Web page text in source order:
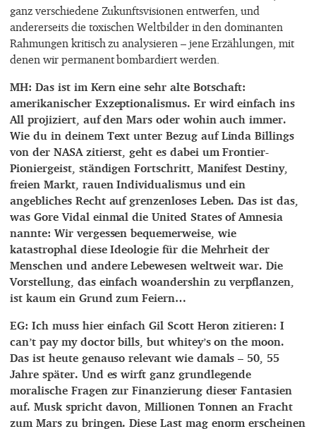
ganz verschiedene Zukunftsvisionen entwerfen, und
andererseits die toxischen Weltbilder in den dominanten
Rahmungen kritisch zu analysieren – jene Erzählungen, mit
denen wir permanent bombardiert werden.
MH: Das ist im Kern eine sehr alte Botschaft:
amerikanischer Exzeptionalismus. Er wird einfach ins
All projiziert, auf den Mars oder wohin auch immer.
Wie du in deinem Text unter Bezug auf Linda Billings
von der NASA zitierst, geht es dabei um Frontier-
Pioniergeist, ständigen Fortschritt, Manifest Destiny,
freien Markt, rauen Individualismus und ein
angebliches Recht auf grenzenloses Leben. Das ist das,
was Gore Vidal einmal die United States of Amnesia
nannte: Wir vergessen bequemerweise, wie
katastrophal diese Ideologie für die Mehrheit der
Menschen und andere Lebewesen weltweit war. Die
Vorstellung, das einfach woandershin zu verpflanzen,
ist kaum ein Grund zum Feiern…
EG: Ich muss hier einfach Gil Scott Heron zitieren: I
can’t pay my doctor bills, but whitey’s on the moon.
Das ist heute genauso relevant wie damals – 50, 55
Jahre später. Und es wirft ganz grundlegende
moralische Fragen zur Finanzierung dieser Fantasien
auf. Musk spricht davon, Millionen Tonnen an Fracht
zum Mars zu bringen. Diese Last mag enorm erscheinen